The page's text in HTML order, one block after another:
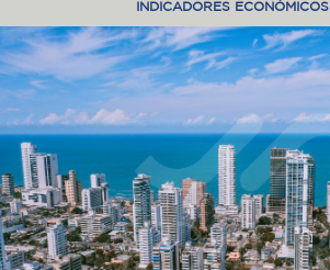
INDICADORES ECONÓMICOS